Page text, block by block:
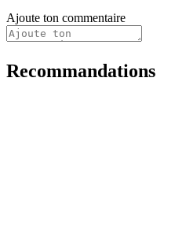
Ajoute ton commentaire
Recommandations